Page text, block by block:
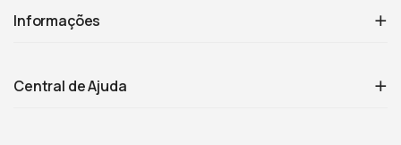
Informações
Central de Ajuda